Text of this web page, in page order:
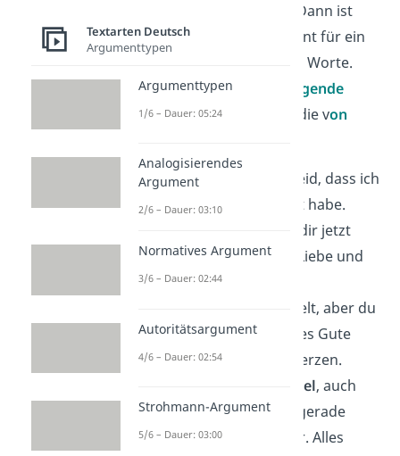
? Dann ist
jetzt der richtige Moment für ein
paar ehrliche, liebevolle Worte.
Hier sind10entschuldigende
Geburtstagswünsche
, die von
Es tut mir wirklich leid, dass ich
deinen Tag verpasst habe.
Dafür wünsche ich dir jetzt
umso mehrGlück
, Liebe und
ganz viel Lächeln.
Ich hab′s verbummelt, aber du
bist mirwichtig
. Alles Gute
nachträglich, von Herzen.
viel, auch
wenn mein Timing gerade
richtig daneben war. Alles
Textarten Deutsch
Argumenttypen
Argumenttypen
1/6 – Dauer: 05:24
Analogisierendes
Argument
2/6 – Dauer: 03:10
Normatives Argument
3/6 – Dauer: 02:44
Autoritätsargument
4/6 – Dauer: 02:54
Strohmann-Argument
5/6 – Dauer: 03:00